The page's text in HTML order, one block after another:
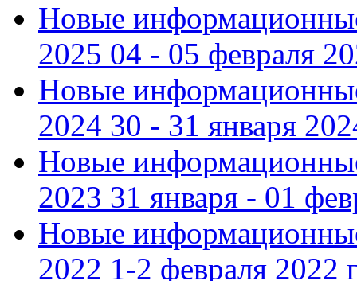
Новые
2025 04 - 05 февраля
Новые
2024 30 - 31 января
Новые
2023 31 января - 01
Новые
2022 1-2 февраля 2022